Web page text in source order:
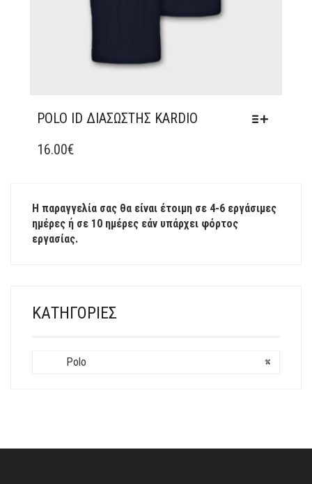
POLO ID ΔΙΑΣΏΣΤΗΣ KARDIO
ΤΟ
ΠΑΡΑΛΛΑΓΈΣ.
ΟΙ
ΕΠΙΛΟΓΈΣ
ΣΕΛΊΔΑ
16.00€
Η παραγγελία σας θα είναι έτοιμη σε 4-6 εργάσιμες
ημέρες ή σε 10 ημέρες εάν υπάρχει φόρτος
εργασίας.
ΚΑΤΗΓΟΡΊΕΣ
×
Polo